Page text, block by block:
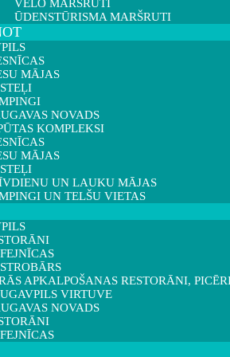
VELO MARŠRUTI
ŪDENSTŪRISMA MARŠRUTI
MĀJAS
NOVADS
KOMPLEKSI
MĀJAS
UN LAUKU MĀJAS
UN TELŠU VIETAS
APKALPOŠANAS RESTORĀNI,
VIRTUVE
NOVADS